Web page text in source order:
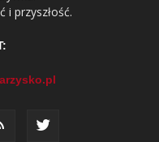
i przyszłość.